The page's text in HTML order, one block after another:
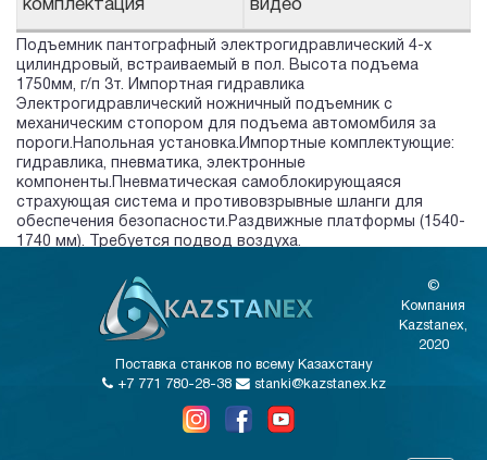
комплектация видео
Подъемник пантографный электрогидравлический 4-х
цилиндровый, встраиваемый в пол. Высота подъема
1750мм, г/п 3т. Импортная гидравлика
Электрогидравлический ножничный подъемник с
механическим стопором для подъема автомомбиля за
пороги.Напольная установка.Импортные комплектующие:
гидравлика, пневматика, электронные
компоненты.Пневматическая самоблокирующаяся
страхующая система и противовзрывные шланги для
обеспечения безопасности.Раздвижные платформы (1540-
1740 мм). Требуется подвод воздуха.
©
Компания
Kazstanex,
2020
Поставка станков по всему Казахстану
+7 771 780-28-38
stanki@kazstanex.kz